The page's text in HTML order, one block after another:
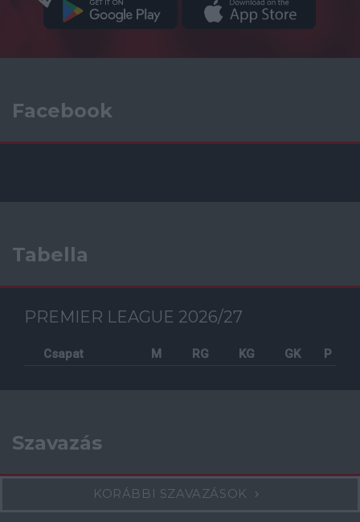
Facebook
Tabella
PREMIER LEAGUE 2026/27
Csapat M RG KG GK P
Szavazás
KORÁBBI SZAVAZÁSOK